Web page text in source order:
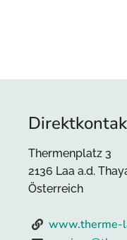
Thermenplatz 3
2136 Laa a.d.
Österreich
www.therme-